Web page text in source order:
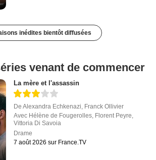
inédites bientôt diffusées
venant de commencer
La mère et l'assassin
DeAlexandra Echkenazi Franck Ollivier
Avec Hélène de Fougerolles Florent Peyre
Vittoria Di Savoia
Drame
7 août 2026 sur France.TV